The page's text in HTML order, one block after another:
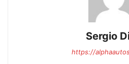
Sergio
https://